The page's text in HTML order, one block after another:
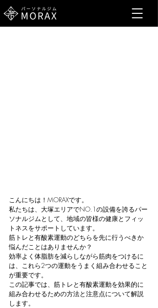
こんにちは！MORAXです。
私たちは、大塚エリアでNO.1の設備を誇るパー
ソナルジムとして、地域の皆様の健康とフィッ
トネスをサポートしています。
筋トレと有酸素運動のどちらを先に行うべきか
悩んだことはありませんか？
効率よく体脂肪を減らしながら筋肉をつけるに
は、これら2つの運動をうまく組み合わせること
が重要です。
この記事では、筋トレと有酸素運動を効果的に
組み合わせるための方法と注意点について解説
します。